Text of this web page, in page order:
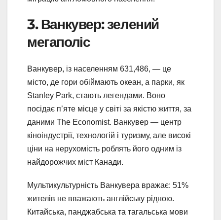
3. Ванкувер: зелений
мегаполіс
Ванкувер, із населенням 631,486, — це
місто, де гори обіймають океан, а парки, як
Stanley Park, стають легендами. Воно
посідає п’яте місце у світі за якістю життя, за
даними The Economist. Ванкувер — центр
кіноіндустрії, технологій і туризму, але високі
ціни на нерухомість роблять його одним із
найдорожчих міст Канади.
Мультикультурність Ванкувера вражає: 51%
жителів не вважають англійську рідною.
Китайська, панджабська та тагальська мови